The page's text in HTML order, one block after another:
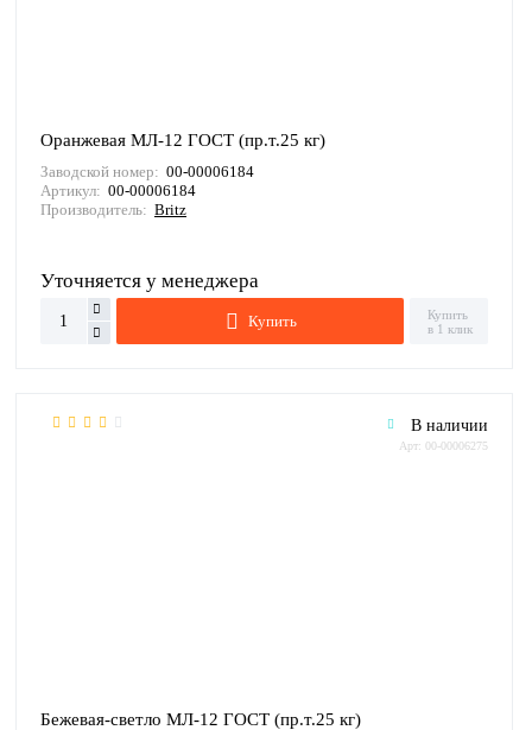
Оранжевая МЛ-12 ГОСТ (пр.т.25 кг)
Заводской номер: 00-00006184
Артикул: 00-00006184
Производитель: Britz
Уточняется у менеджера
Купить
Купить
в 1 клик
В наличии
Арт: 00-00006275
Бежевая-светло МЛ-12 ГОСТ (пр.т.25 кг)